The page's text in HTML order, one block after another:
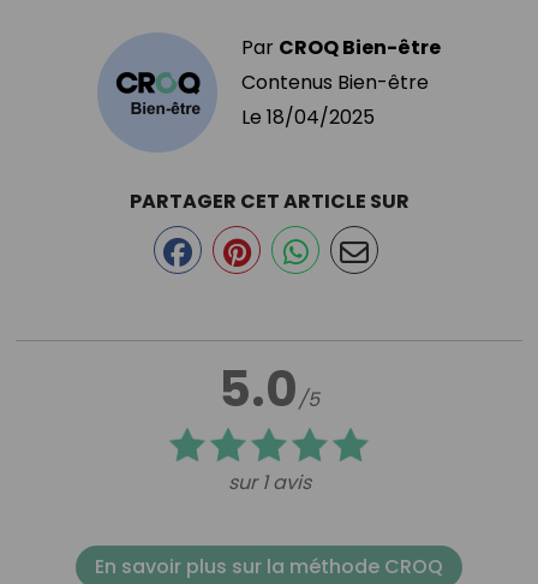
Par CROQ Bien-être
Contenus Bien-être
Le 18/04/2025
5.0/5
sur 1 avis
PARTAGER CET ARTICLE SUR
En savoir plus sur la méthode CROQ